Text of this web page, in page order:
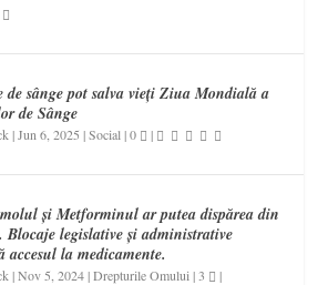
de sânge pot salva vieți Ziua Mondială a
de Sânge
|Jun 6, 2025 |Social |0 |
și Metforminul ar putea dispărea din
Blocaje legislative și administrative
accesul la medicamente.
|Nov 5, 2024|Drepturile Omului |3 |